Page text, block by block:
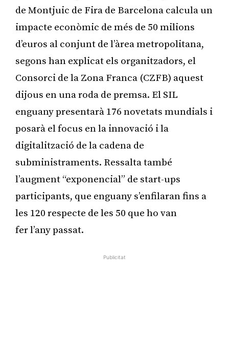
de Montjuic de Fira de Barcelona calcula un
impacte econòmic de més de 50 milions
d’euros al conjunt de l’àrea metropolitana,
segons han explicat els organitzadors, el
Consorci de la Zona Franca (CZFB) aquest
dijous en una roda de premsa. El SIL
enguany presentarà 176 novetats mundials i
posarà el focus en la innovació i la
digitalització de la cadena de
subministraments. Ressalta també
l’augment “exponencial” de start-ups
participants, que enguany s’enfilaran fins a
les 120 respecte de les 50 que ho van
fer l’any passat.
Publicitat